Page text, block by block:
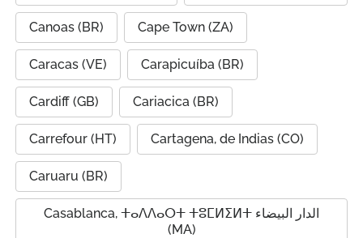
Canoas (BR) Cape Town (ZA)
Caracas (VE) Carapicuíba (BR)
Cardiff (GB) Cariacica (BR)
Carrefour (HT) Cartagena, de Indias (CO)
Caruaru (BR)
Casablanca, ⵜⴰⴷⴷⴰⵔⵜ ⵜⵓⵎⵍⵉⵍⵜ الدار البيضاء
(MA)